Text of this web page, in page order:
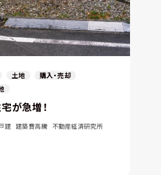
土地
購入・売却
が急増！
建 建築費高騰 不動産経済研究所